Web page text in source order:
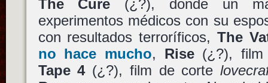
The Cure (¿?), donde un
experimentos médicos con su
con resultados terroríficos,The
no hace mucho, Rise(¿?), film
Tape 4(¿?), film de corte